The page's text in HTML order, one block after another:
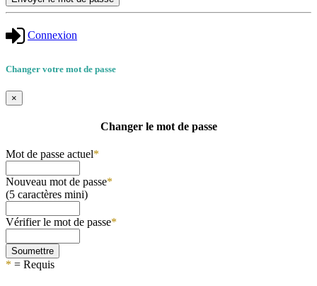
Connexion
Changer votre mot de passe
×
Changer le mot de passe
Mot de passe actuel*
Nouveau mot de passe*
(5 caractères mini)
Vérifier le mot de passe*
Soumettre
* = Requis